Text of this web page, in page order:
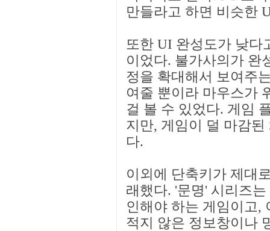
만들라고 하면 비슷한
또한 UI 완성도가 낮다
이었다. 불가사의가 완
정을 확대해서 보여주
여줄 뿐이라 마우스가
걸 볼 수 있었다. 게임
지만, 게임이 덜 마감
다.
이외에 단축키가 제대
래했다. '문명' 시리즈
인해야 하는 게임이고,
적지 않은 정보창이나